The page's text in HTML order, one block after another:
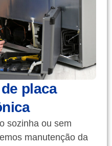
placa
sozinha ou sem
manutenção da